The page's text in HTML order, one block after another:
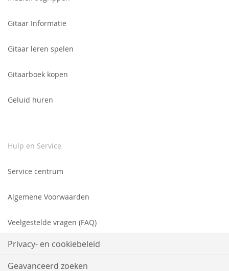
Gitaar Informatie
Gitaar leren spelen
Gitaarboek kopen
Geluid huren
Hulp en Service
Service centrum
Algemene Voorwaarden
Veelgestelde vragen (FAQ)
Privacy- en cookiebeleid
Geavanceerd zoeken